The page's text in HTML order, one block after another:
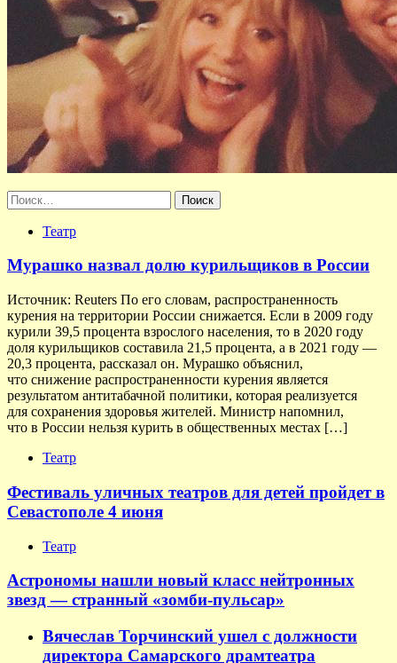
Найти:
Театр
Мурашко назвал долю курильщиков в России
Источник: Reuters По его словам, распространенность
курения на территории России снижается. Если в 2009 году
курили 39,5 процента взрослого населения, то в 2020 году
доля курильщиков составила 21,5 процента, а в 2021 году —
20,3 процента, рассказал он. Мурашко объяснил,
что снижение распространенности курения является
результатом антитабачной политики, которая реализуется
для сохранения здоровья жителей. Министр напомнил,
что в России нельзя курить в общественных местах […]
Театр
Фестиваль уличных театров для детей пройдет в
Севастополе 4 июня
Театр
Астрономы нашли новый класс нейтронных
звезд — странный «зомби-пульсар»
Вячеслав Торчинский ушел с должности
директора Самарского драмтеатра